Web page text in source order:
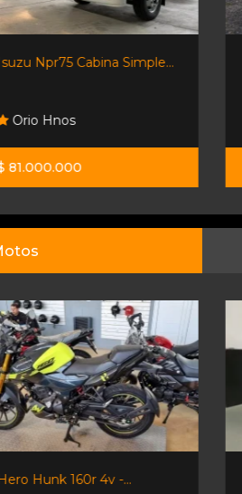
Npr75 Cabina Simple...
Orio Hnos
81.000.000
Hunk 160r 4v -...